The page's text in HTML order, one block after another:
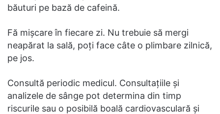
băuturi pe bază de cafeină.
Fă mișcare în fiecare zi. Nu trebuie să mergi
neapărat la sală, poți face câte o plimbare zilnică,
pe jos.
Consultă periodic medicul. Consultațiile și
analizele de sânge pot determina din timp
riscurile sau o posibilă boală cardiovasculară și